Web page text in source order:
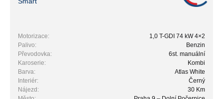
Motorizace:
1,0 T-GDI 74 kW 4×2
Palivo:
Benzin
Převodovka:
6st. manuální
Karoserie:
Kombi
Barva:
Atlas White
Interiér:
Černý
Nájezd:
30 Km